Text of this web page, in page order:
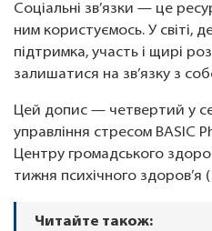
Соціальні зв’язки — це
ним користуємось. У світі,
підтримка, участь і щирі
залишатися на зв’язку з
Цей допис — четвертий у
управління стресом BASIC
Центру громадського
тижня психічного здоров’я
Читайте також: